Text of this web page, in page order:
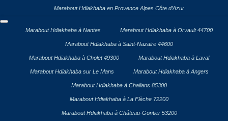
Marabout Hdiakhaba en Provence Alpes Côte d’Azur
Marabout Hdiakhaba à Nantes Marabout Hdiakhaba à Orvault 44700
Marabout Hdiakhaba à Saint-Nazaire 44600
Marabout Hdiakhaba à Cholet 49300 Marabout Hdiakhaba à Laval
Marabout Hdiakhaba sur Le Mans Marabout Hdiakhaba à Angers
Marabout Hdiakhaba à Challans 85300
Marabout Hdiakhaba à La Flèche 72200
Marabout Hdiakhaba à Château-Gontier 53200